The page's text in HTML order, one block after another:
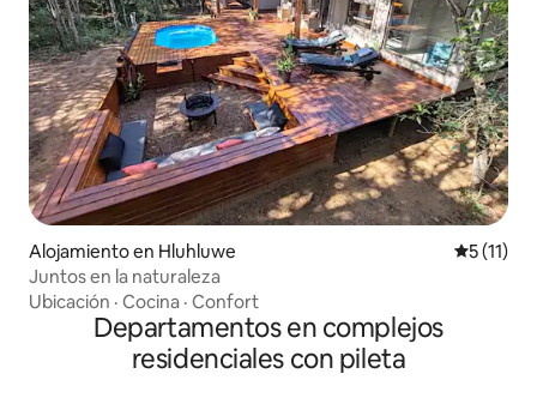
Alojamiento en Hluhluwe
5 (11)
Juntos en la naturaleza
Ubicación · Cocina · Confort
Departamentos en complejos
residenciales con pileta